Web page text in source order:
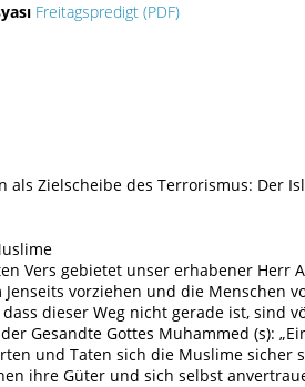
Freitagspredigt(PDF)
als Zielscheibe des Terrorismus: Der
Vers gebietet unser erhabener Herr
Jenseits vorziehen und die Menschen
dieser Weg nicht gerade ist, sind
Gesandte Gottes Muhammed (s):
und Taten sich die Muslime sicher
ihre Güter und sich selbst